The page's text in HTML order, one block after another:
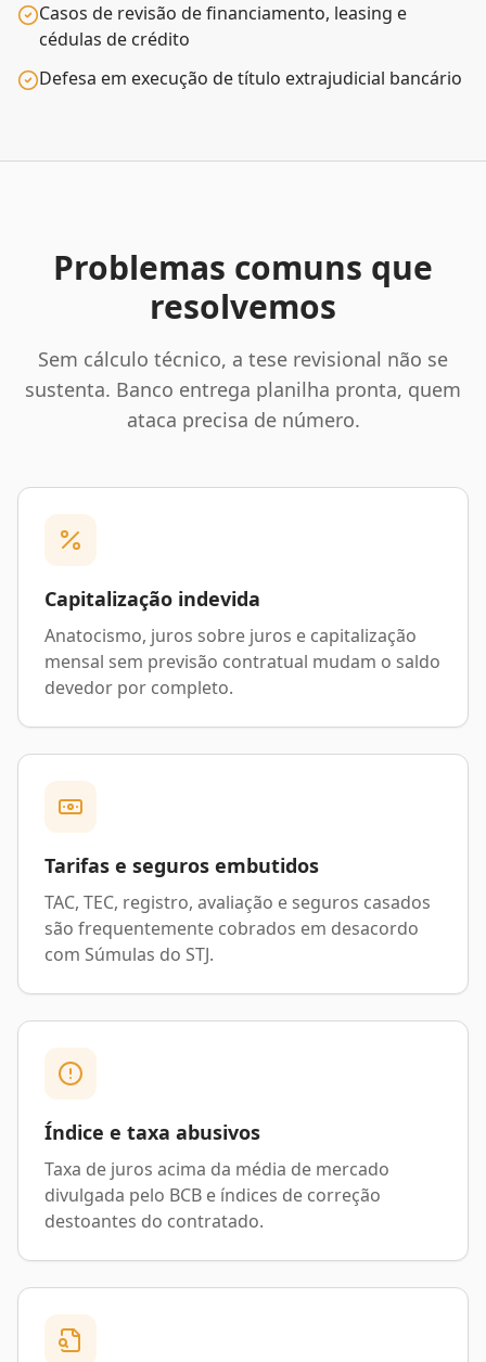
Casos de revisão de financiamento, leasing e
cédulas de crédito
Defesa em execução de título extrajudicial bancário
Problemas comuns que
resolvemos
Sem cálculo técnico, a tese revisional não se
sustenta. Banco entrega planilha pronta, quem
ataca precisa de número.
Capitalização indevida
Anatocismo, juros sobre juros e capitalização
mensal sem previsão contratual mudam o saldo
devedor por completo.
Tarifas e seguros embutidos
TAC, TEC, registro, avaliação e seguros casados
são frequentemente cobrados em desacordo
com Súmulas do STJ.
Índice e taxa abusivos
Taxa de juros acima da média de mercado
divulgada pelo BCB e índices de correção
destoantes do contratado.